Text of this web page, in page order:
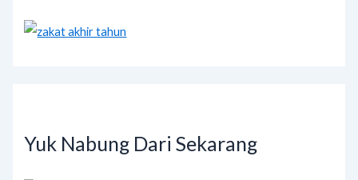
Yuk Nabung Dari Sekarang